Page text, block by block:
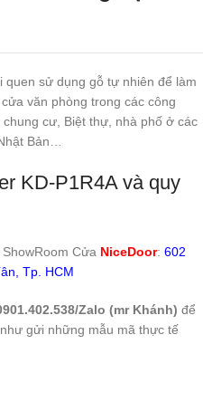
quen sử dụng gỗ tự nhiên để làm
văn phòng trong các công
cư, Biệt thự, nhà phố ở các
Bản…
KD-P1R4A và quy
Cửa NiceDoor: 602
Tp. HCM
Zalo (mr Khánh) để
gửi những mẫu mã thực tế